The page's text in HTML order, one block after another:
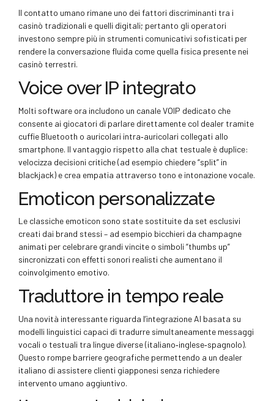
Il contatto umano rimane uno dei fattori discriminanti tra i
casinò tradizionali e quelli digitali; pertanto gli operatori
investono sempre più in strumenti comunicativi sofisticati per
rendere la conversazione fluida come quella fisica presente nei
casinò terrestri.
Voice over IP integrato
Molti software ora includono un canale VOIP dedicato che
consente ai giocatori di parlare direttamente col dealer tramite
cuffie Bluetooth o auricolari intra‑auricolari collegati allo
smartphone. Il vantaggio rispetto alla chat testuale è duplice:
velocizza decisioni critiche (ad esempio chiedere “split” in
blackjack) e crea empatia attraverso tono e intonazione vocale.
Emoticon personalizzate
Le classiche emoticon sono state sostituite da set esclusivi
creati dai brand stessi – ad esempio bicchieri da champagne
animati per celebrare grandi vincite o simboli “thumbs up”
sincronizzati con effetti sonori realisti che aumentano il
coinvolgimento emotivo.
Traduttore in tempo reale
Una novità interessante riguarda l’integrazione AI basata su
modelli linguistici capaci di tradurre simultaneamente messaggi
vocali o testuali tra lingue diverse (italiano‑inglese‑spagnolo).
Questo rompe barriere geografiche permettendo a un dealer
italiano di assistere clienti giapponesi senza richiedere
intervento umano aggiuntivo.